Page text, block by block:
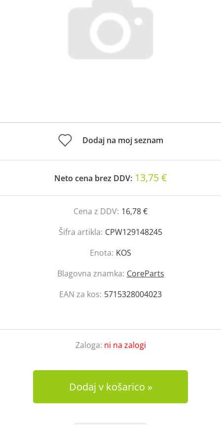
Dodaj na moj seznam
Neto cena brez DDV: 13,75 €
Cena z DDV: 16,78 €
Šifra artikla: CPW129148245
Enota: KOS
Blagovna znamka: CoreParts
EAN za kos: 5715328004023
Zaloga: ni na zalogi
Dodaj v košarico